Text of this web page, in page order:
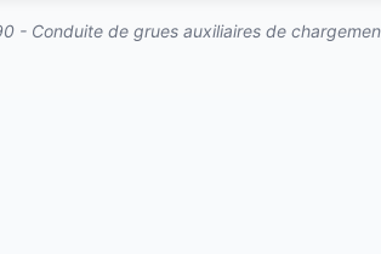
- Conduite de grues auxiliaires de